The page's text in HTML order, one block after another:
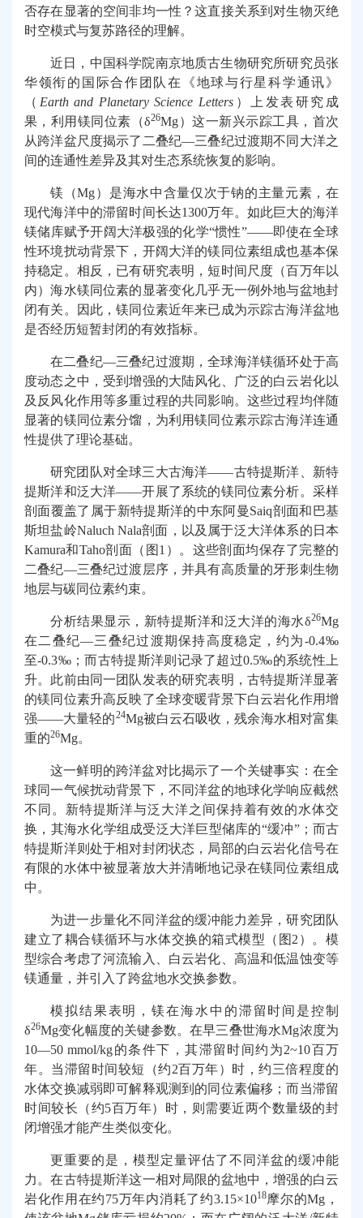
否存在显著的空间非均一性？这直接关系到对生物灭绝
时空模式与复苏路径的理解。
近日，中国科学院南京地质古生物研究所研究员张
华领衔的国际合作团队在《地球与行星科学通讯》
（ Earth and Planetary Science Letters）
上发表研究成
果，利用镁同位素（δ26Mg）这一新兴示踪工具，首次
从跨洋盆尺度揭示了二叠纪—三叠纪过渡期不同大洋之
间的连通性差异及其对生态系统恢复的影响。
镁 （Mg） 是海水中含量仅次于钠的主量元素，在
现代海洋中的滞留时间长达1300万年。如此巨大的海洋
镁储库赋予开阔大洋极强的化学“惯性”——即使在全球
性环境扰动背景下，开阔大洋的镁同位素组成也基本保
持稳定。相反，已有研究表明，短时间尺度（百万年以
内）海水镁同位素的显著变化几乎无一例外地与盆地封
闭有关。因此，镁同位素近年来已成为示踪古海洋盆地
是否经历短暂封闭的有效指标。
在二叠纪—三叠纪过渡期，全球海洋镁循环处于高
度动态之中，受到增强的大陆风化、广泛的白云岩化以
及反风化作用等多重过程的共同影响。这些过程均伴随
显著的镁同位素分馏，为利用镁同位素示踪古海洋连通
性提供了理论基础。
研究团队对全球三大古海洋——古特提斯洋、新特
提斯洋和泛大洋——开展了系统的镁同位素分析。采样
剖面覆盖了属于新特提斯洋的中东阿曼Saiq剖面和巴基
斯坦盐岭Naluch Nala剖面，以及属于泛大洋体系的日本
Kamura和Taho剖面（图 1 ）。这些剖面均保存了完整的
二叠纪—三叠纪过渡层序，并具有高质量的牙形刺生物
地层与碳同位素约束。
分析结果显示，新特提斯洋和泛大洋的海水δ26Mg
在二叠纪—三叠纪过渡期保持高度稳定，约为-0.4‰
至-0.3‰；而古特提斯洋则记录了超过0.5‰的系统性上
升。此前由同一团队发表的研究表明，古特提斯洋显著
的镁同位素升高反映了全球变暖背景下白云岩化作用增
强——大量轻的24Mg被白云石吸收，残余海水相对富集
重的26Mg。
这一鲜明的跨洋盆对比揭示了一个关键事实：在全
球同一气候扰动背景下，不同洋盆的地球化学响应截然
不同。新特提斯洋与泛大洋之间保持着有效的水体交
换，其海水化学组成受泛大洋巨型储库的“缓冲”；而古
特提斯洋则处于相对封闭状态，局部的白云岩化信号在
有限的水体中被显著放大并清晰地记录在镁同位素组成
中。
为进一步量化不同洋盆的缓冲能力差异，研究团队
建立了耦合镁循环与水体交换的箱式模型（图 2 ）。模
型综合考虑了河流输入、白云岩化、高温和低温蚀变等
镁通量，并引入了跨盆地水交换参数。
模拟结果表明，镁在海水中的滞留时间是控制
δ26Mg变化幅度的关键参数。在早三叠世海水Mg浓度为
10—50 mmol/kg的条件下，其滞留时间约为2~10百万
年。当滞留时间较短（约2百万年）时，约三倍程度的
水体交换减弱即可解释观测到的同位素偏移；而当滞留
时间较长（约5百万年）时，则需要近两个数量级的封
闭增强才能产生类似变化。
更重要的是，模型定量评估了不同洋盆的缓冲能
力。在古特提斯洋这一相对局限的盆地中，增强的白云
岩化作用在约75万年内消耗了约3.15×1018摩尔的Mg ，